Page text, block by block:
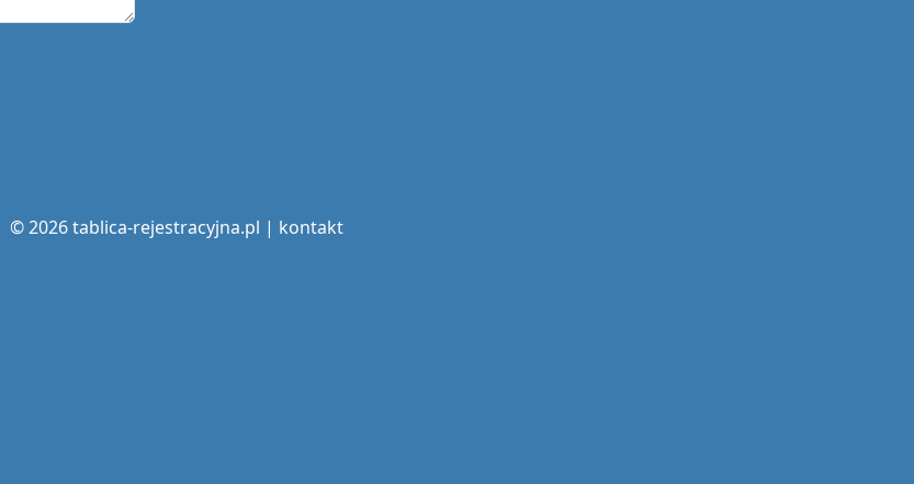
© 2026 tablica-rejestracyjna.pl | kontakt